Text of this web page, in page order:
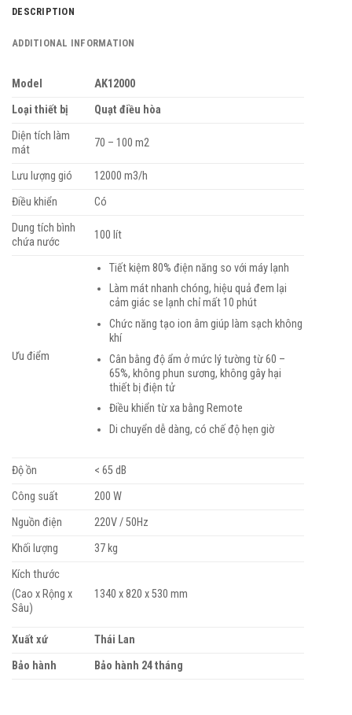
DESCRIPTION
ADDITIONAL INFORMATION
Model
AK12000
Loại thiết bị
Quạt điều hòa
Diện tích làm
mát
70 – 100 m2
Lưu lượng gió
12000 m3/h
Điều khiển
Có
Dung tích bình
chứa nước
100 lít
Ưu điểm
Tiết kiệm 80% điện năng so với máy lạnh
Làm mát nhanh chóng, hiệu quả đem lại
cảm giác se lạnh chỉ mất 10 phút
Chức năng tạo ion âm giúp làm sạch không
khí
Cân bằng độ ẩm ở mức lý tường từ 60 –
65%, không phun sương, không gây hại
thiết bị điện tử
Điều khiển từ xa bằng Remote
Di chuyển dễ dàng, có chế độ hẹn giờ
Độ ồn
< 65 dB
Công suất
200 W
Nguồn điện
220V / 50Hz
Khối lượng
37 kg
Kích thước
(Cao x Rộng x
Sâu)
1340 x 820 x 530 mm
Xuất xứ
Thái Lan
Bảo hành
Bảo hành 24 tháng